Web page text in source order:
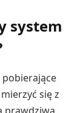
system
pobierające
się z